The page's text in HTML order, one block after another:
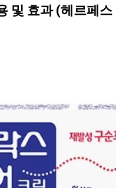
및 효과 (헤르페